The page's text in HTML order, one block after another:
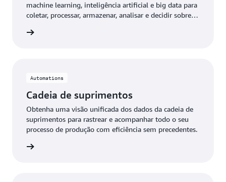
machine learning, inteligência artificial e big data para
coletar, processar, armazenar, analisar e decidir sobre
Automations
Cadeia de suprimentos
Obtenha uma visão unificada dos dados da cadeia de
suprimentos para rastrear e acompanhar todo o seu
processo de produção com eficiência sem precedentes.